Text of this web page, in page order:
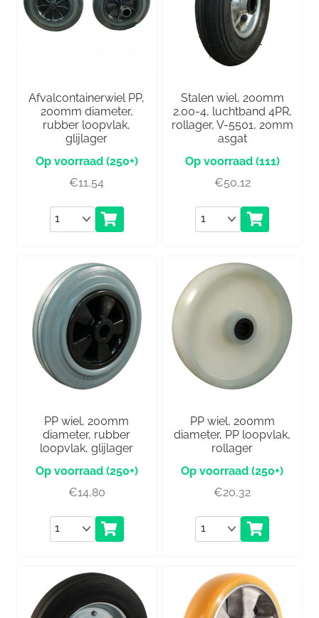
Afvalcontainerwiel PP,
200mm diameter,
rubber loopvlak,
glijlager
(250+)
€11,54
Aantal
Stalen wiel, 200mm
2.00-4, luchtband 4PR,
rollager, V-5501, 20mm
asgat
(111)
€50,12
Aantal
PP wiel, 200mm
diameter, rubber
loopvlak, glijlager
(250+)
€14,80
Aantal
PP wiel, 200mm
diameter, PP loopvlak,
rollager
(250+)
€20,32
Aantal